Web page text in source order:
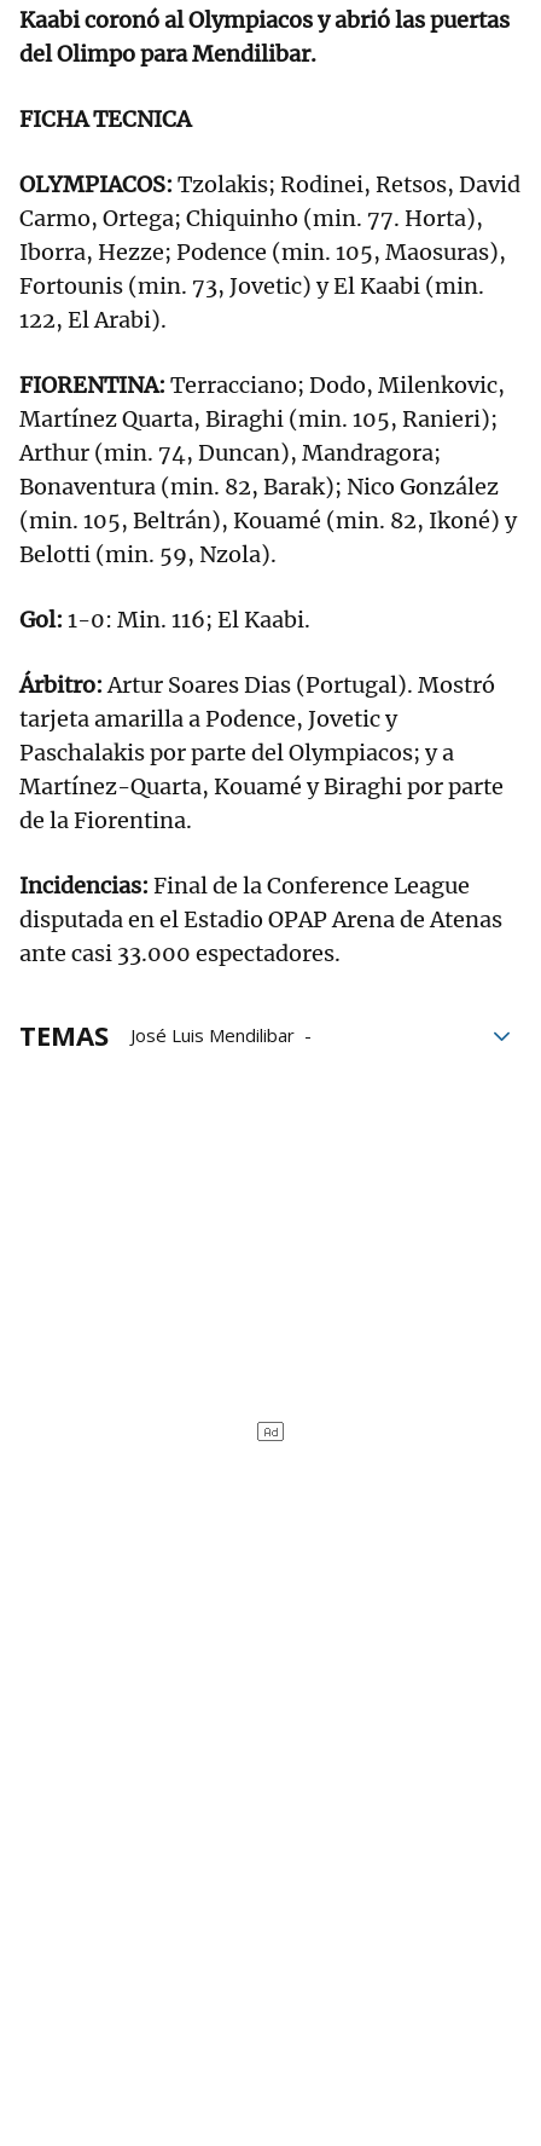
Kaabi coronó al Olympiacos y abrió las puertas
del Olimpo para Mendilibar.
FICHA TECNICA
OLYMPIACOS: Tzolakis; Rodinei, Retsos, David
Carmo, Ortega; Chiquinho (min. 77. Horta),
Iborra, Hezze; Podence (min. 105, Maosuras),
Fortounis (min. 73, Jovetic) y El Kaabi (min.
122, El Arabi).
FIORENTINA: Terracciano; Dodo, Milenkovic,
Martínez Quarta, Biraghi (min. 105, Ranieri);
Arthur (min. 74, Duncan), Mandragora;
Bonaventura (min. 82, Barak); Nico González
(min. 105, Beltrán), Kouamé (min. 82, Ikoné) y
Belotti (min. 59, Nzola).
Gol: 1-0: Min. 116; El Kaabi.
Árbitro:Artur Soares Dias (Portugal). Mostró
tarjeta amarilla a Podence, Jovetic y
Paschalakis por parte del Olympiacos; y a
Martínez-Quarta, Kouamé y Biraghi por parte
de la Fiorentina.
Incidencias: Final de la Conference League
disputada en el Estadio OPAP Arena de Atenas
ante casi 33.000 espectadores.
TEMAS
José Luis Mendilibar